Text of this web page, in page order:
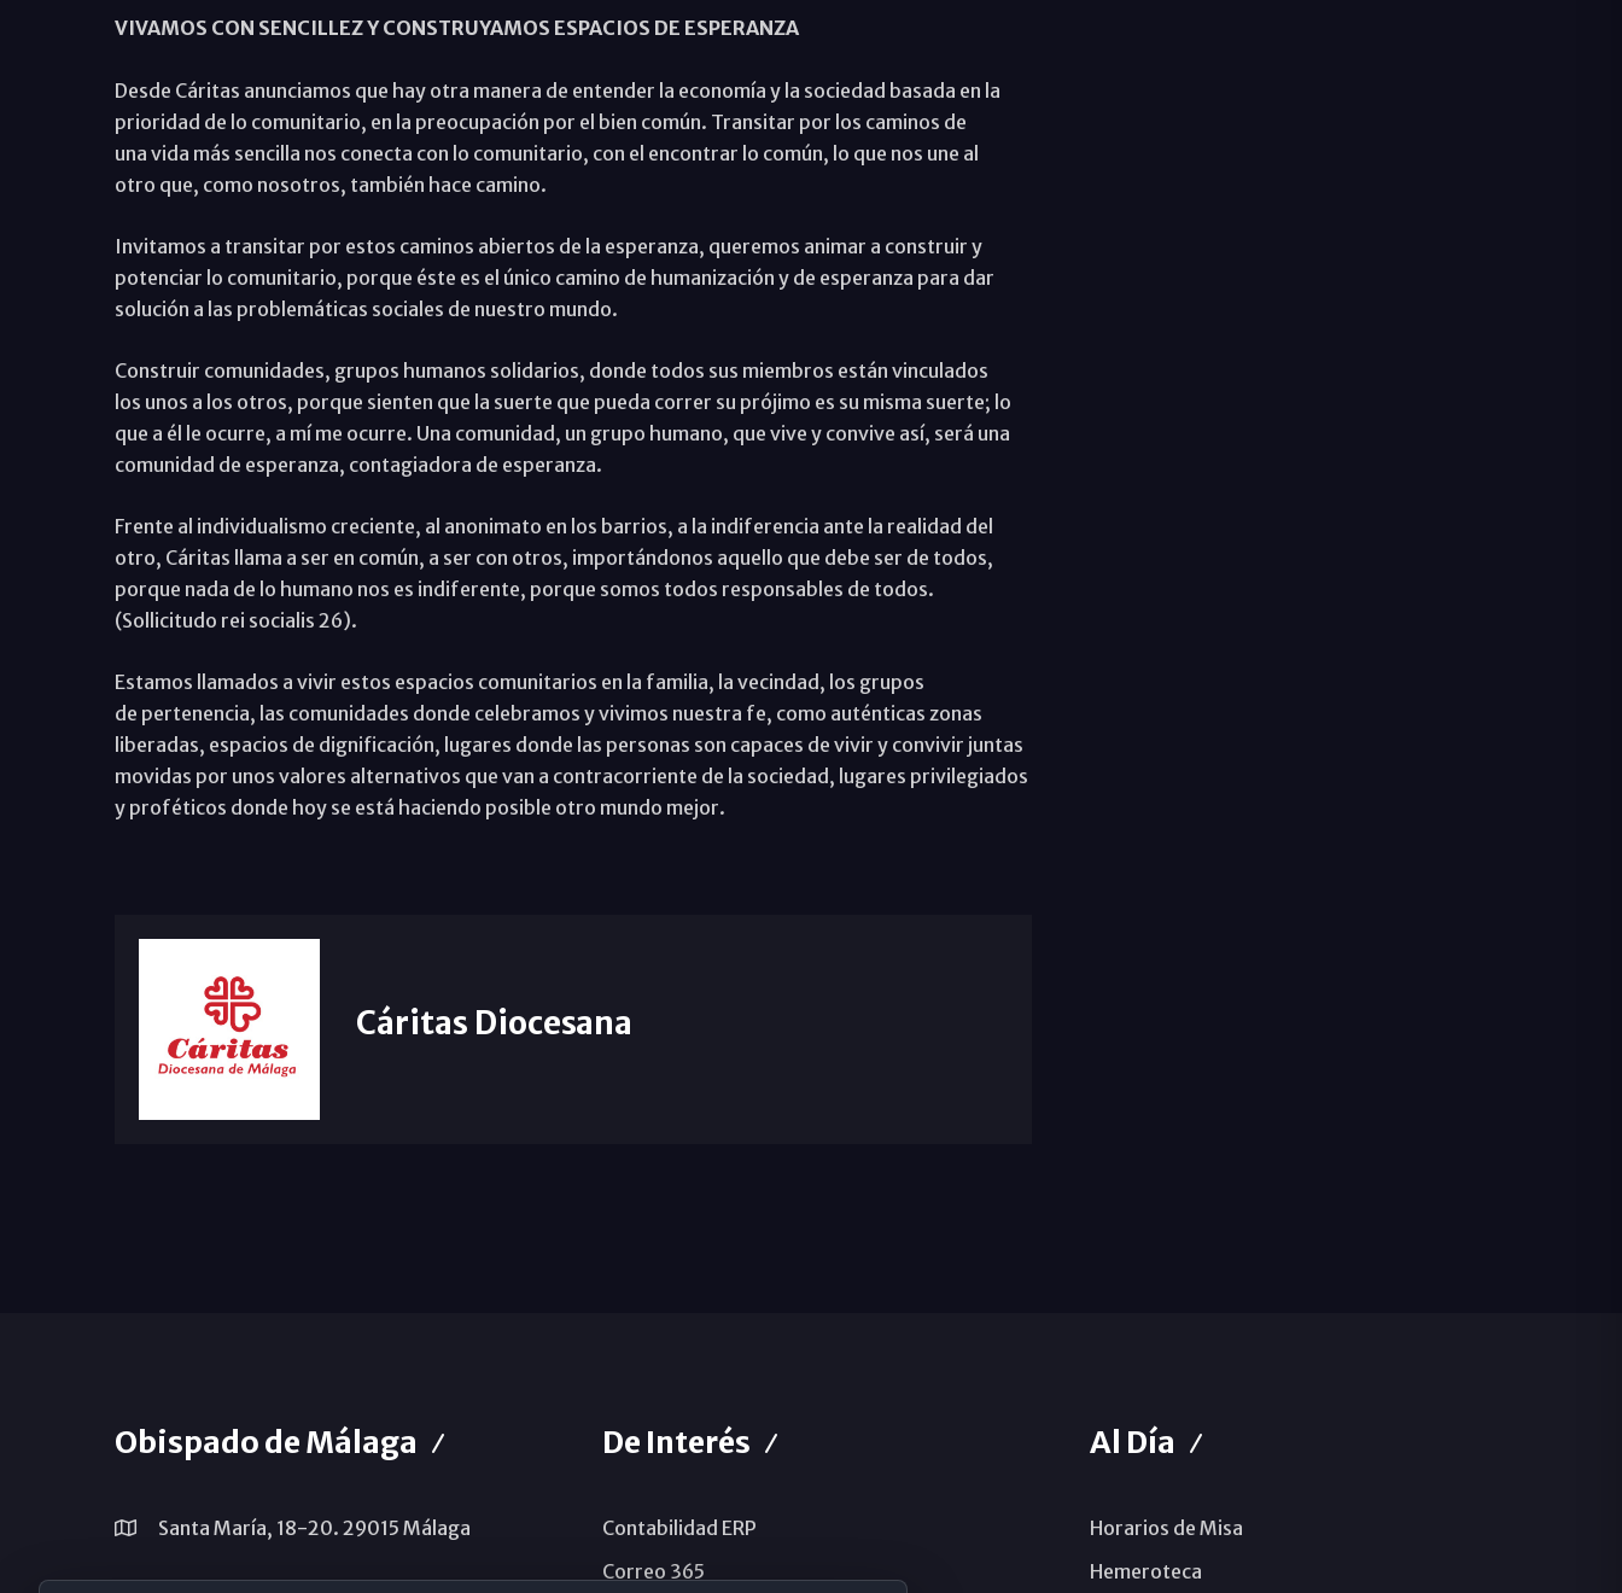
VIVAMOS CON SENCILLEZ Y CONSTRUYAMOS ESPACIOS DE ESPERANZA
Desde Cáritas anunciamos que hay otra manera de entender la economía y la sociedad basada en la
prioridad de lo comunitario, en la preocupación por el bien común. Transitar por los caminos de
una vida más sencilla nos conecta con lo comunitario, con el encontrar lo común, lo que nos une al
otro que, como nosotros, también hace camino.
Invitamos a transitar por estos caminos abiertos de la esperanza, queremos animar a construir y
potenciar lo comunitario, porque éste es el único camino de humanización y de esperanza para dar
solución a las problemáticas sociales de nuestro mundo.
Construir comunidades, grupos humanos solidarios, donde todos sus miembros están vinculados
los unos a los otros, porque sienten que la suerte que pueda correr su prójimo es su misma suerte; lo
que a él le ocurre, a mí me ocurre. Una comunidad, un grupo humano, que vive y convive así, será una
comunidad de esperanza, contagiadora de esperanza.
Frente al individualismo creciente, al anonimato en los barrios, a la indiferencia ante la realidad del
otro, Cáritas llama a ser en común, a ser con otros, importándonos aquello que debe ser de todos,
porque nada de lo humano nos es indiferente, porque somos todos responsables de todos.
(Sollicitudo rei socialis 26).
Estamos llamados a vivir estos espacios comunitarios en la familia, la vecindad, los grupos
de pertenencia, las comunidades donde celebramos y vivimos nuestra fe, como auténticas zonas
liberadas, espacios de dignificación, lugares donde las personas son capaces de vivir y convivir juntas
movidas por unos valores alternativos que van a contracorriente de la sociedad, lugares privilegiados
y proféticos donde hoy se está haciendo posible otro mundo mejor.
Cáritas Diocesana
Obispado de Málaga
Santa María, 18-20. 29015 Málaga
De Interés
Contabilidad ERP
Correo 365
Al Día
Horarios de Misa
Hemeroteca